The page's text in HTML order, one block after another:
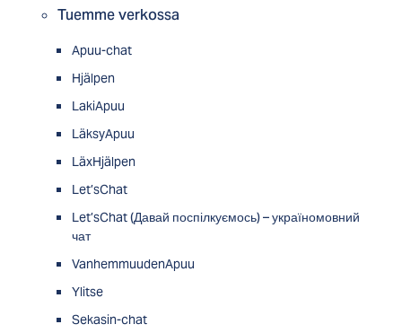
Tuemme verkossa
Apuu-chat
Hjälpen
LakiApuu
LäksyApuu
LäxHjälpen
Let’sChat
Let’sChat (Давай поспілкуємось) – україномовний
чат
VanhemmuudenApuu
Ylitse
Sekasin-chat